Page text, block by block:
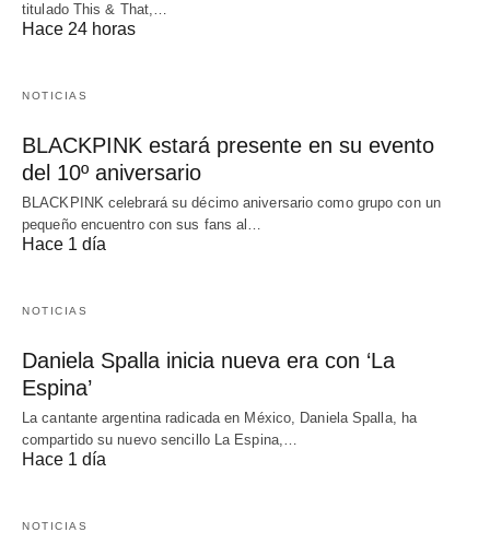
titulado This & That,…
Hace 24 horas
NOTICIAS
BLACKPINK estará presente en su evento
del 10º aniversario
BLACKPINK celebrará su décimo aniversario como grupo con un
pequeño encuentro con sus fans al…
Hace 1 día
NOTICIAS
Daniela Spalla inicia nueva era con ‘La
Espina’
La cantante argentina radicada en México, Daniela Spalla, ha
compartido su nuevo sencillo La Espina,…
Hace 1 día
NOTICIAS